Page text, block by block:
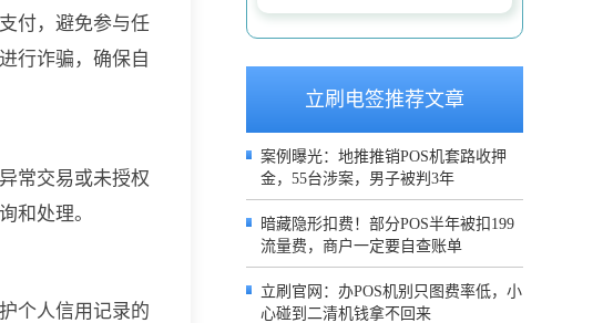
付，避免参与任
行诈骗，确保自
常交易或未授权
和处理。
个人信用记录的
立刷电签推荐文章
案例曝光：地推推销POS机套路收押
金，55台涉案，男子被判3年
暗藏隐形扣费！部分POS半年被扣199
流量费，商户一定要自查账单
立刷官网：办POS机别只图费率低，小
心碰到二清机钱拿不回来